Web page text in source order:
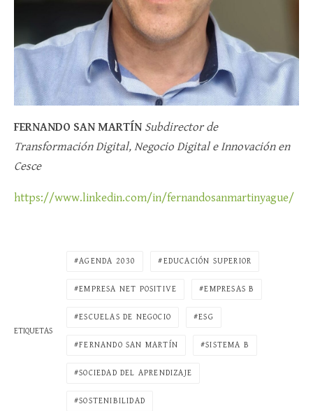
FERNANDO SAN MARTÍN Subdirector de
Transformación Digital, Negocio Digital e Innovación en
Cesce
https://www.linkedin.com/in/fernandosanmartinyague/
ETIQUETAS
AGENDA 2030 EDUCACIÓN SUPERIOR
EMPRESA NET POSITIVE EMPRESAS B
ESCUELAS DE NEGOCIO ESG
FERNANDO SAN MARTÍN SISTEMA B
SOCIEDAD DEL APRENDIZAJE
SOSTENIBILIDAD